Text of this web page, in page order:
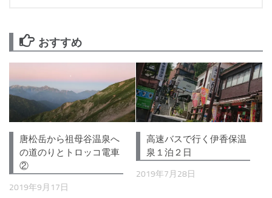
おすすめ
唐松岳から祖母谷温泉へ
の道のりとトロッコ電車
②
2019年9月17日
高速バスで行く伊香保温
泉１泊２日
2019年7月28日